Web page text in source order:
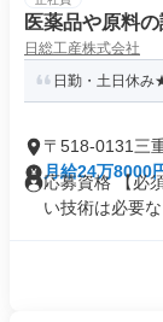
医薬品や原料
日総工産株式会社
日勤・土日休み
〒518-0131三
月給24万8000
応募資格 【必
い技術は必要な